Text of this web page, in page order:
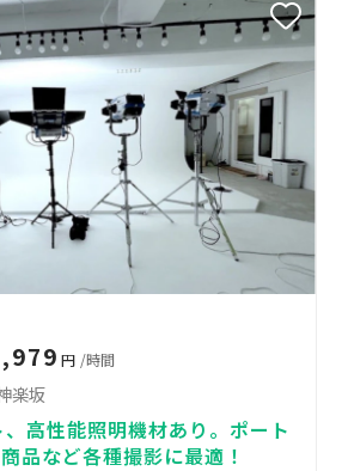
円 /時間
楽坂
高性能照明機材あり。ポート
品など各種撮影に最適！